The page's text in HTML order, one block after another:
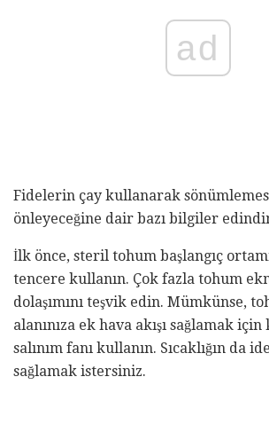
ad
Fidelerin çay kullanarak
önleyeceğine dair bazı bilgiler
İlk önce, steril tohum başlangıç
tencere kullanın. Çok fazla tohum
dolaşımını teşvik edin. Mümkünse,
alanınıza ek hava akışı sağlamak
salınım fanı kullanın. Sıcaklığın da
sağlamak istersiniz.